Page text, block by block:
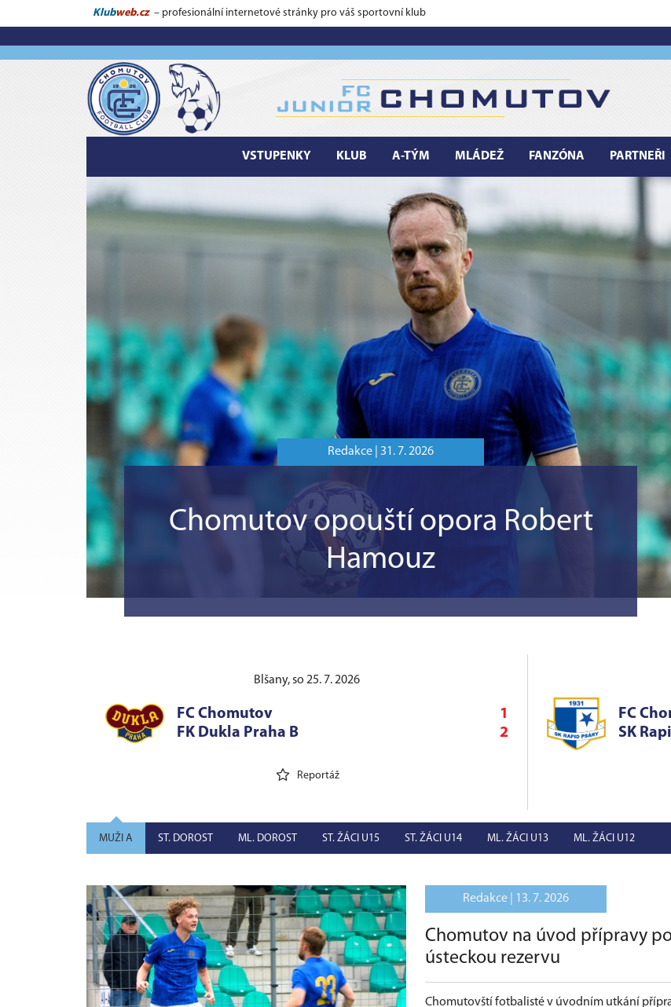
Klubweb.cz – profesionální internetové stránky pro váš sportovní klub
VSTUPENKY KLUB A-TÝM MLÁDEŽ FANZÓNA PARTNEŘI
Redakce | 31. 7. 2026
Chomutov opouští opora Robert
Hamouz
Blšany, so 25. 7. 2026
FC Chomutov
FK Dukla Praha B
1
2
Reportáž
FC
SK
MUŽI A ST. DOROST ML. DOROST ST. ŽÁCI U15 ST. ŽÁCI U14 ML. ŽÁCI U13 ML. ŽÁCI U12
Redakce | 13. 7. 2026
Chomutov na úvod přípravy
ústeckou rezervu
Chomutovští fotbalisté v úvodním utkání